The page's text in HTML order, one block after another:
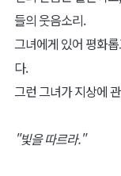
들의 웃음소리.
그녀에게 있어 평화
다.
그런 그녀가 지상에
"빛을 따르라."